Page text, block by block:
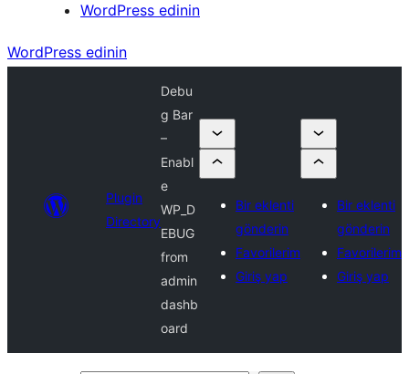
WordPress edinin
WordPress edinin
Plugin
Directory
Debu
g Bar
–
Enabl
e
WP_D
EBUG
from
admin
dashb
oard
Bir eklenti
gönderin
Favorilerim
Giriş yap
Bir eklenti
gönderin
Favorilerim
Giriş yap